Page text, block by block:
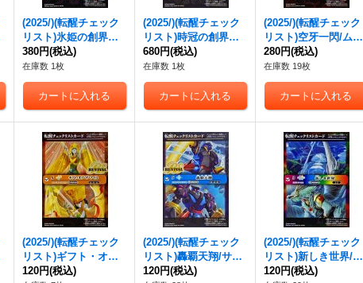
(2025/)(転醒チェック
リスト)氷姫の創界石/
氷魔神姫【-】{BSC47
-RV013}《白》
380円(税込)
在庫数 1枚
(2025/)(転醒チェック
リスト)時冠の創界石/
時冠魔神【-】{BSC47
-RV014}《青》
680円(税込)
在庫数 1枚
(2025/)(転醒チェック
リスト)空牙一閃/ムサ
シード・アシュライガ
ー・オリジン【-】{BS
C47-RVTX01}《赤》
280円(税込)
在庫数 19枚
(2025/)(転醒チェック
リスト)ギフト・オ
ブ・ザ・ナイル/クレ
120円(税込)
(2025/)(転醒チェック
リスト)轟覇天翔/サイ
ゴード・ゴレム・オリ
120円(税込)
(2025/)(転醒チェック
リスト)新しき世界/風
雅龍エレア・ラグーン
120円(税込)